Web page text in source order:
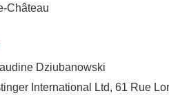
Château
Dziubanowski
International Ltd, 61 Rue